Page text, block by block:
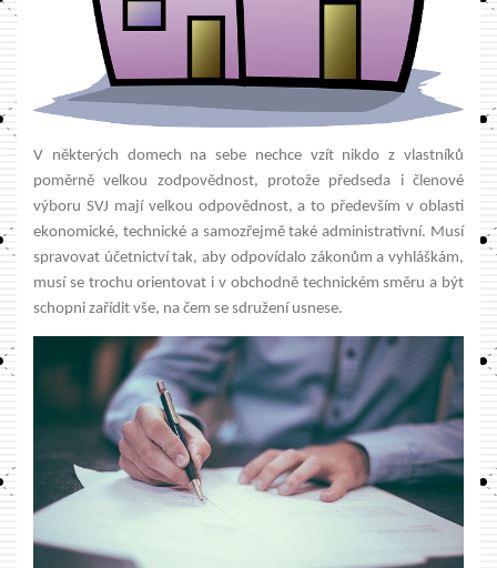
V některých domech na sebe nechce vzít nikdo z vlastníků
poměrně velkou zodpovědnost, protože předseda i členové
výboru SVJ mají velkou odpovědnost, a to především v oblasti
ekonomické, technické a samozřejmě také administrativní. Musí
spravovat účetnictví tak, aby odpovídalo zákonům a vyhláškám,
musí se trochu orientovat i v obchodně technickém směru a být
schopni zařídit vše, na čem se sdružení usnese.